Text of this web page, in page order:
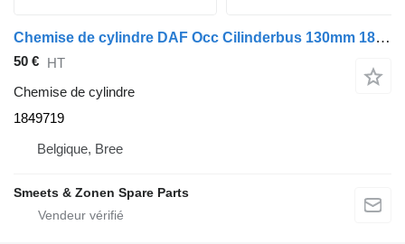
Chemise de cylindre DAF Occ Cilinderbus 130mm 1849719 pour camion
50 € HT
Chemise de cylindre
1849719
Belgique, Bree
Smeets & Zonen Spare Parts